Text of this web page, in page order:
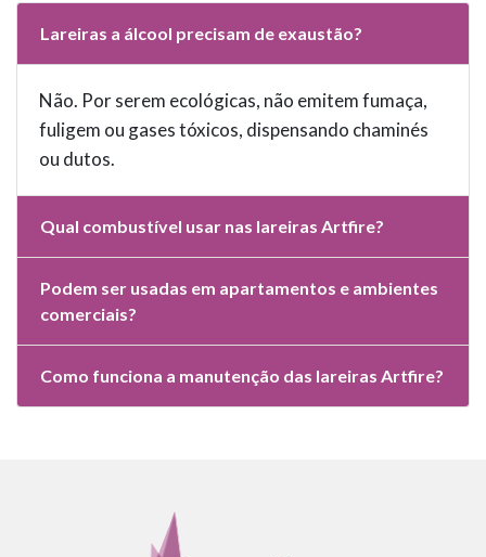
Lareiras a álcool precisam de exaustão?
Não. Por serem ecológicas, não emitem fumaça,
fuligem ou gases tóxicos, dispensando chaminés
ou dutos.
Qual combustível usar nas lareiras Artfire?
Podem ser usadas em apartamentos e ambientes
comerciais?
Como funciona a manutenção das lareiras Artfire?